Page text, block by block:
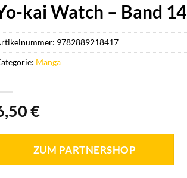
kai Watch – Band 14
€
ZUM PARTNERSHOP
9782889218417
Manga